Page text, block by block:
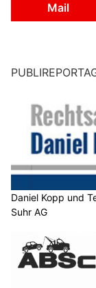
Mail
Daniel Kopp und
Suhr AG